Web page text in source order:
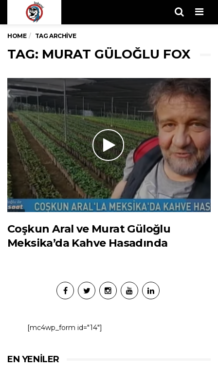
HOME TAG ARCHIVE
TAG: MURAT GÜLOĞLU FOX
Coşkun Aral ve Murat Güloğlu
Meksika’da Kahve Hasadında
[mc4wp_form id="14"]
EN YENILER